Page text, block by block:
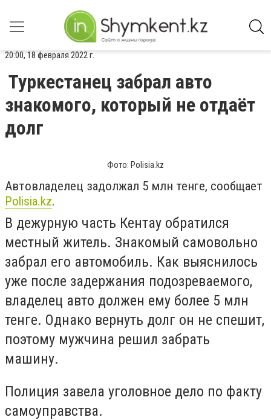
20:00, 18 февраля 2022 г.
Туркестанец забрал авто
знакомого, который не отдаёт
долг
Фото: Polisia.kz
Автовладелец задолжал 5 млн тенге, сообщает
Polisia.kz.
В дежурную часть Кентау обратился
местный житель. Знакомый самовольно
забрал его автомобиль. Как выяснилось
уже после задержания подозреваемого,
владелец авто должен ему более 5 млн
тенге. Однако вернуть долг он не спешит,
поэтому мужчина решил забрать
машину.
Полиция завела уголовное дело по факту
самоуправства.